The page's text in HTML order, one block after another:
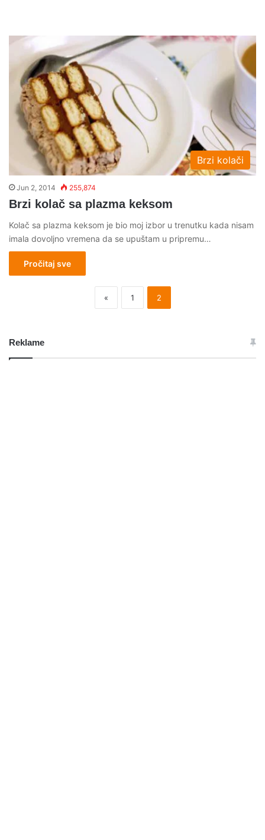
Brzi kolači
Jun 2, 2014 255,874
Brzi kolač sa plazma keksom
Kolač sa plazma keksom je bio moj izbor u trenutku kada nisam
imala dovoljno vremena da se upuštam u pripremu…
Pročitaj sve
« 1 2
Reklame